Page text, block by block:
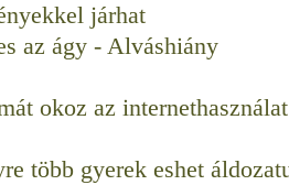
járhat
az ágy - Alváshiány
okoz az internethasználat
több gyerek eshet